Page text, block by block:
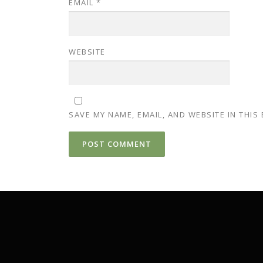
EMAIL *
WEBSITE
SAVE MY NAME, EMAIL, AND WEBSITE IN THIS